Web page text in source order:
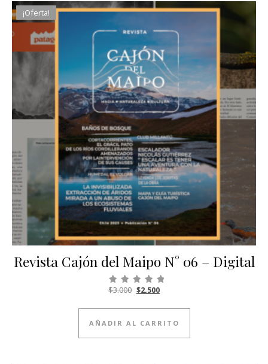
¡Oferta!
Revista Cajón del Maipo N° 06 – Digital
Valorado con
de 5
$3.000 El precio original era: $3.000.
$2.500El precio actual es: $2.500.
AÑADIR AL CARRITO